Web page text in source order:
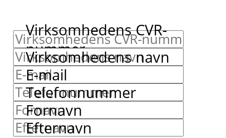
Virksomhedens CVR-
nummer
Virksomhedens navn
E-mail
Telefonnummer
Fornavn
Efternavn